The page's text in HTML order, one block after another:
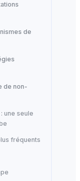
de
de non-
une seule
fréquents